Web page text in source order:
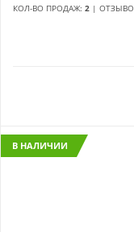
КОЛ-ВО ПРОДАЖ: 2 |
В НАЛИЧИИ